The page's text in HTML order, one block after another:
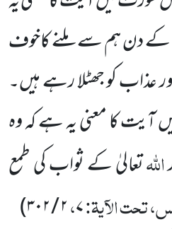
کے دن ہم سے ملنے کاخوف
عذاب کو جھٹلا رہے ہیں۔
کا معنی یہ ہے کہ وہ
اللہتعالیٰ کے ثواب کی طمع
تحت الآیۃ:۷،۲ / ۳۰۲
)